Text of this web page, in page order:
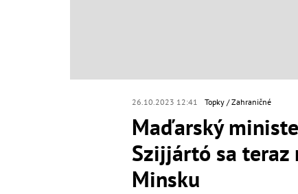
26.10.2023 12:41 Topky Zahraničné
Maďarský
Szijjártó sa teraz
Minsku